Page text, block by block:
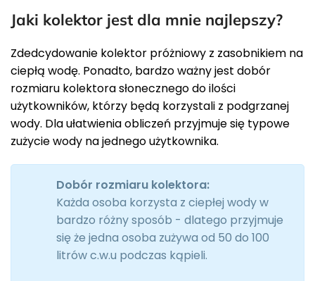
Jaki kolektor jest dla mnie najlepszy?
Zdedcydowanie kolektor próżniowy z zasobnikiem na
ciepłą wodę. Ponadto, bardzo ważny jest dobór
rozmiaru kolektora słonecznego do ilości
użytkowników, którzy będą korzystali z podgrzanej
wody. Dla ułatwienia obliczeń przyjmuje się typowe
zużycie wody na jednego użytkownika.
Dobór rozmiaru kolektora:
Każda osoba korzysta z ciepłej wody w
bardzo różny sposób - dlatego przyjmuje
się że jedna osoba zużywa od 50 do 100
litrów c.w.u podczas kąpieli.